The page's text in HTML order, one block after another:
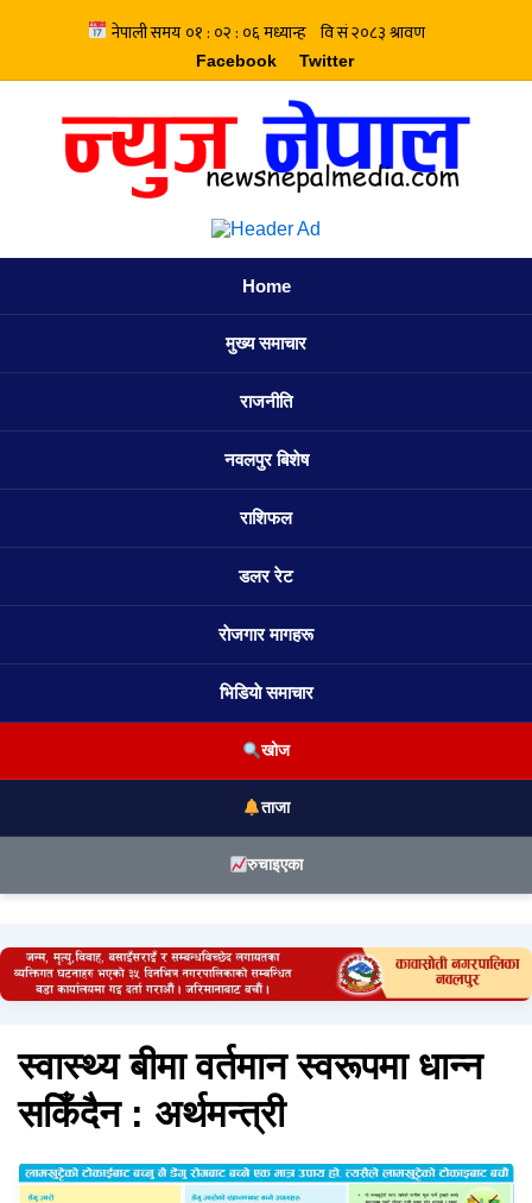
Facebook Twitter
Home
मुख्य समाचार
राजनीति
नवलपुर बिशेष
राशिफल
डलर रेट
राेजगार मागहरू
भिडियाे समाचार
खोज
ताजा
रुचाइएका
स्वास्थ्य बीमा वर्तमान स्वरूपमा धान्न
सकिँदैन : अर्थमन्त्री